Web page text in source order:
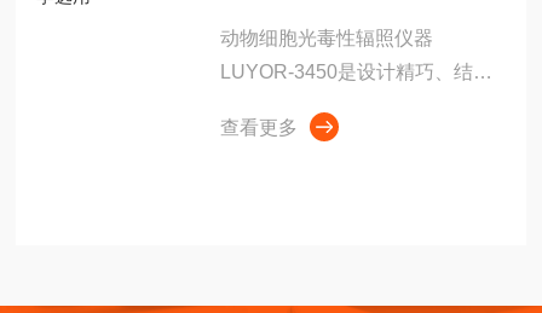
动物细胞光毒性辐照仪器
LUYOR-3450是设计精巧、结构
GB/T标准，可自动完成各种具
查看更多